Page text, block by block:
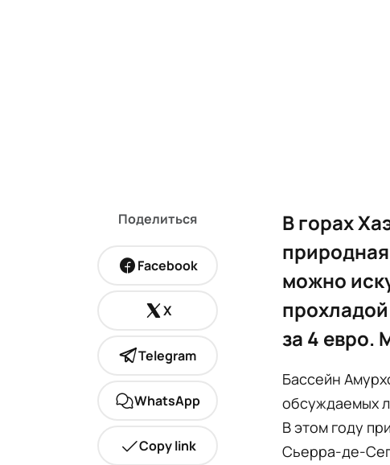
Поделиться
Facebook
X
Telegram
WhatsApp
Copy link
В горах
можно
за 4 евро.
Бассейн
обсуждаемых
В этом году
Сьерра-де-